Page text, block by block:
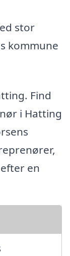
stor
kommune
Find
i Hatting
en